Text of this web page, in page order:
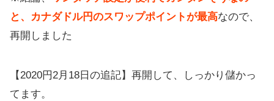
と、カナダドル円のスワップポイントが最高なので、
再開しました
【2020円2月18日の追記】再開して、しっかり儲かっ
てます。